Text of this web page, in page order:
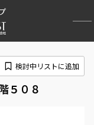
５０８
検討中リストに追加